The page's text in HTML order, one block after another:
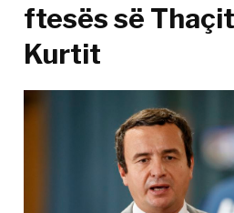
ftesës së
Kurtit